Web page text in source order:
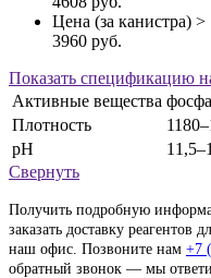
Цена (за канистра) >
3960 руб.
Показать спецификацию
Активные вещества
Плотность
рН
Свернуть
Получить подробную
заказать доставку
наш офис. Позвоните нам +7
обратный звонок — мы